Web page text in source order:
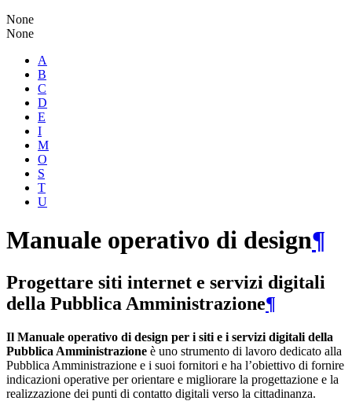
None
None
A
B
C
D
E
I
M
O
S
T
U
Manuale operativo di design¶
Progettare siti internet e servizi digitali
della Pubblica Amministrazione¶
Il Manuale operativo di design per i siti e i servizi digitali della
Pubblica Amministrazione è uno strumento di lavoro dedicato alla
Pubblica Amministrazione e i suoi fornitori e ha l’obiettivo di fornire
indicazioni operative per orientare e migliorare la progettazione e la
realizzazione dei punti di contatto digitali verso la cittadinanza.